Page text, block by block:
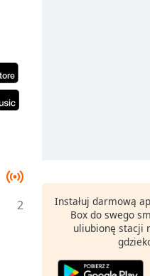
2
Instałuj darmową
Box do swego
uliubionę stacji